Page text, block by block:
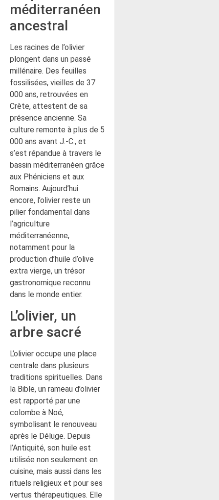
méditerranéen
ancestral
Les racines de l’olivier
plongent dans un passé
millénaire. Des feuilles
fossilisées, vieilles de 37
000 ans, retrouvées en
Crète, attestent de sa
présence ancienne. Sa
culture remonte à plus de 5
000 ans avant J.-C., et
s’est répandue à travers le
bassin méditerranéen grâce
aux Phéniciens et aux
Romains. Aujourd’hui
encore, l’olivier reste un
pilier fondamental dans
l’agriculture
méditerranéenne,
notamment pour la
production d’huile d’olive
extra vierge, un trésor
gastronomique reconnu
dans le monde entier.
L’olivier, un
arbre sacré
L’olivier occupe une place
centrale dans plusieurs
traditions spirituelles. Dans
la Bible, un rameau d’olivier
est rapporté par une
colombe à Noé,
symbolisant le renouveau
après le Déluge. Depuis
l’Antiquité, son huile est
utilisée non seulement en
cuisine, mais aussi dans les
rituels religieux et pour ses
vertus thérapeutiques. Elle